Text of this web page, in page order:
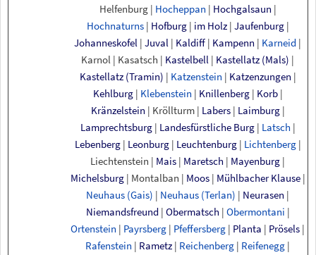
Helfenburg | Hocheppan | Hochgalsaun |
Hochnaturns | Hofburg | im Holz | Jaufenburg |
Johanneskofel | Juval | Kaldiff | Kampenn | Karneid |
Karnol | Kasatsch | Kastelbell | Kastellatz (Mals) |
Kastellatz (Tramin) | Katzenstein | Katzenzungen |
Kehlburg | Klebenstein | Knillenberg | Korb |
Kränzelstein | Kröllturm | Labers | Laimburg |
Lamprechtsburg | Landesfürstliche Burg | Latsch |
Lebenberg | Leonburg | Leuchtenburg | Lichtenberg |
Liechtenstein | Mais | Maretsch | Mayenburg |
Michelsburg | Montalban | Moos | Mühlbacher Klause |
Neuhaus (Gais) | Neuhaus (Terlan) | Neurasen |
Niemandsfreund | Obermatsch | Obermontani |
Ortenstein | Payrsberg | Pfeffersberg | Planta | Prösels |
Rafenstein | Rametz | Reichenberg | Reifenegg |